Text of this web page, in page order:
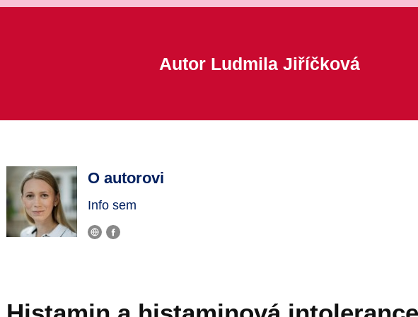
Autor Ludmila Jiříčková
O autorovi
Info sem